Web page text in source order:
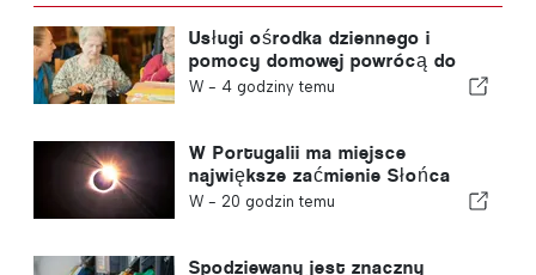
Usługi ośrodka dziennego i
pomocy domowej powrócą do
gminy w Portugalii
W - 4 godziny temu
W Portugalii ma miejsce
największe zaćmienie Słońca
tego stulecia
W - 20 godzin temu
Spodziewany jest znaczny